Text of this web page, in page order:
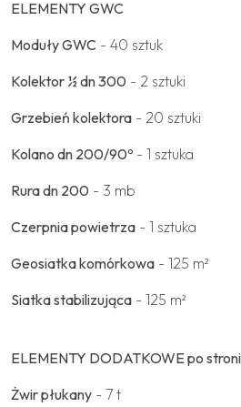
ELEMENTY GWC
Moduły GWC - 40 sztuk
Kolektor ½ dn 300 - 2 sztuki
Grzebień kolektora - 20 sztuki
Kolano dn 200/90º - 1 sztuka
Rura dn 200 - 3 mb
Czerpnia powietrza - 1 sztuka
Geosiatka komórkowa - 125 m²
Siatka stabilizująca - 125 m²
ELEMENTY DODATKOWE po
Żwir płukany - 7 t